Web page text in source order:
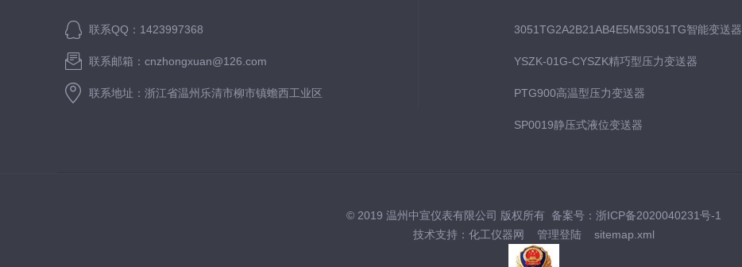
联系QQ：1423997368
联系邮箱：cnzhongxuan@126.com
联系地址：浙江省温州乐清市柳市镇蟾西工业区
3051TG2A2B21AB4E5M53051TG智能变送器
YSZK-01G-CYSZK精巧型压力变送器
PTG900高温型压力变送器
SP0019静压式液位变送器
© 2019 温州中宣仪表有限公司 版权所有 备案号： 浙ICP备2020040231号-1
技术支持： 化工仪器网 管理登陆 sitemap.xml